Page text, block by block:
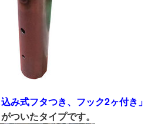
式フタつき、フック2ヶ付き」
ついたタイプです。